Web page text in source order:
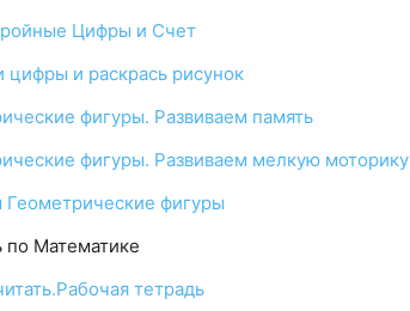
Цифры и Счет
цифры и раскрась рисунок
фигуры. Развиваем память
фигуры. Развиваем мелкую моторику
Геометрические фигуры
по Математике
тетрадь